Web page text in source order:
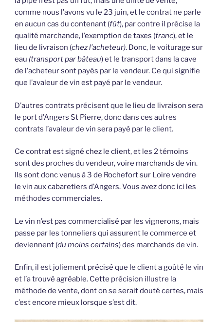
comme nous l’avons vu le 23 juin, et le contrat ne parle
en aucun cas du contenant (fût), par contre il précise la
qualité marchande, l’exemption de taxes (franc), et le
lieu de livraison (chez l’acheteur). Donc, le voiturage sur
eau (transport par bâteau) et le transport dans la cave
de l’acheteur sont payés par le vendeur. Ce qui signifie
que l’avaleur de vin est payé par le vendeur.
D’autres contrats précisent que le lieu de livraison sera
le port d’Angers St Pierre, donc dans ces autres
contrats l’avaleur de vin sera payé par le client.
Ce contrat est signé chez le client, et les 2 témoins
sont des proches du vendeur, voire marchands de vin.
Ils sont donc venus à 3 de Rochefort sur Loire vendre
le vin aux cabaretiers d’Angers. Vous avez donc ici les
méthodes commerciales.
Le vin n’est pas commercialisé par les vignerons, mais
passe par les tonneliers qui assurent le commerce et
deviennent (du moins certains) des marchands de vin.
Enfin, il est joliement précisé que le client a goûté le vin
et l’a trouvé agréable. Cette précision illustre la
méthode de vente, dont on se serait douté certes, mais
c’est encore mieux lorsque s’est dit.